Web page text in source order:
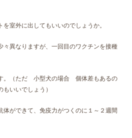
室外に出してもいいのでしょうか。
異なりますが、一回目のワクチンを接種
。（ただ 小型犬の場合 個体差もあるの
いいでしょう）
体ができて、免疫力がつくのに１～２週間